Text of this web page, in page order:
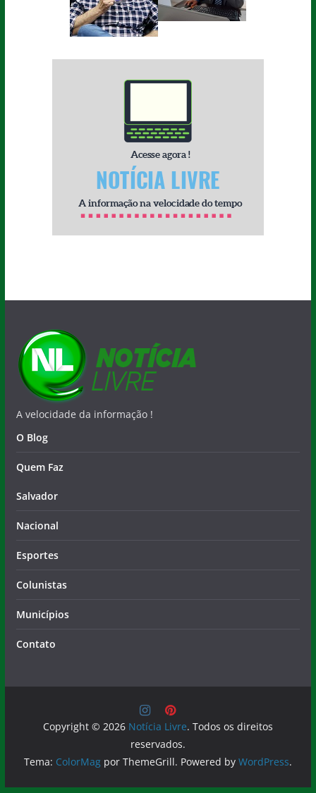
A velocidade da informação !
O Blog
Quem Faz
Salvador
Nacional
Esportes
Colunistas
Municípios
Contato
Copyright © 2026 Notícia Livre. Todos os direitos
reservados.
Tema: ColorMagpor ThemeGrill. Powered by WordPress.